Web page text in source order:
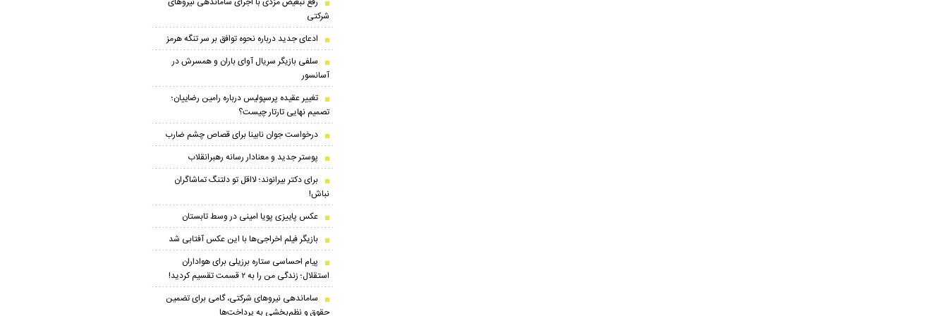
شرکتی
ادعای جدید درباره نحوه توافق بر سر تنگه هرمز
سلفی بازیگر سریال آوای باران و همسرش در
آسانسور
تغییر عقیده پرسپولیس درباره رامین رضاییان؛
تصمیم نهایی تارتار چیست؟
درخواست جوان نابینا برای قصاص چشم ضارب
پوستر جدید و معنادار رسانه رهبرانقلاب
برای دکتر بیرانوند؛ لااقل تو دلتنگ تماشاگران
نباش!
عکس پاییزی پویا امینی در وسط تابستان
بازیگر فیلم اخراجی‌ها با این عکس آفتابی شد
پیام احساسی ستاره برزیلی برای هواداران
استقلال؛ زندگی من را به ۲ قسمت تقسیم کردید!
ساماندهی نیروهای شرکتی، گامی برای تضمین
حقوق و نظم‌بخشی به پرداخت‌ها